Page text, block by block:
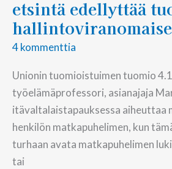
etsintä edellyttää
4 kommenttia
Unionin tuomioistuimen tuomio
työelämäprofessori, asianajaja
itävaltalaistapauksessa aiheuttaa
henkilön matkapuhelimen, kun
turhaan avata matkapuhelimen
tai